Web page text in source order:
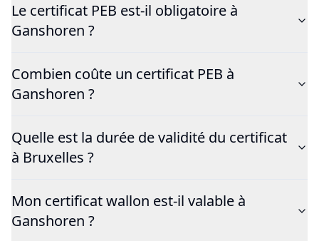
Le certificat PEB est-il obligatoire à
Ganshoren ?
Combien coûte un certificat PEB à
Ganshoren ?
Quelle est la durée de validité du certificat
à Bruxelles ?
Mon certificat wallon est-il valable à
Ganshoren ?